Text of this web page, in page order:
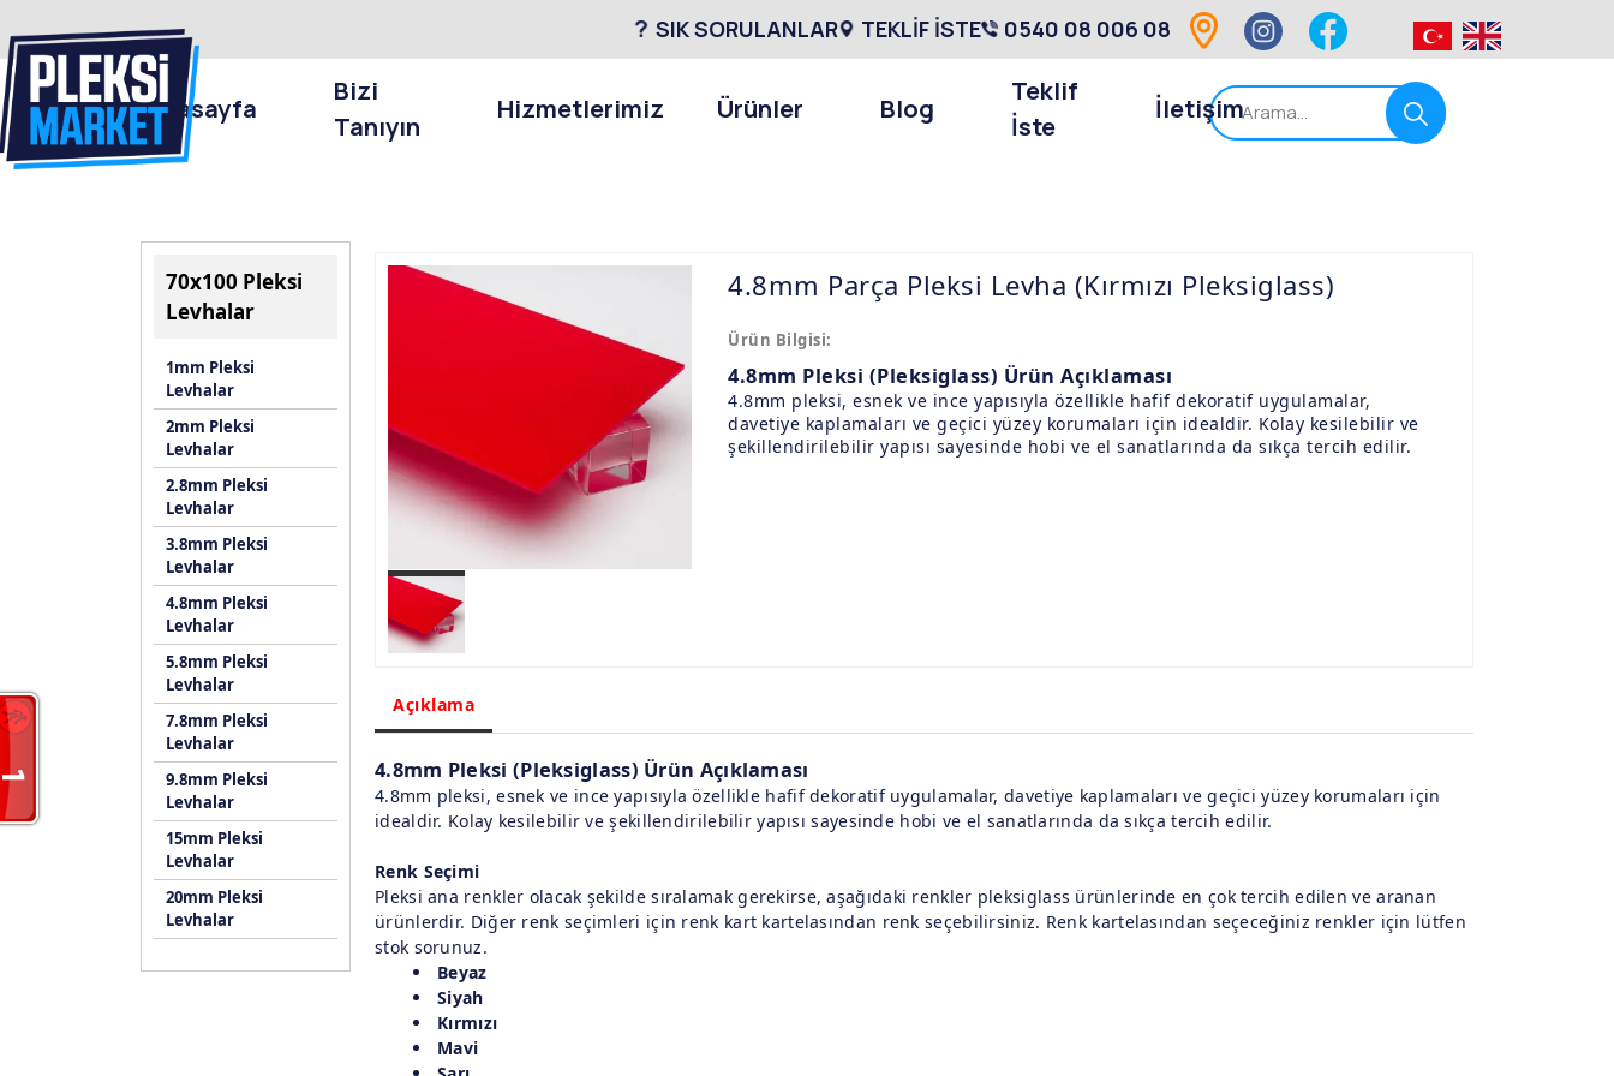
70x100 Pleksi
Levhalar
1mm Pleksi
Levhalar
2mm Pleksi
Levhalar
2.8mm Pleksi
Levhalar
3.8mm Pleksi
Levhalar
4.8mm Pleksi
Levhalar
5.8mm Pleksi
Levhalar
7.8mm Pleksi
Levhalar
9.8mm Pleksi
Levhalar
15mm Pleksi
Levhalar
20mm Pleksi
Levhalar
4.8mm Parça Pleksi Levha (Kırmızı Pleksiglass)
Ürün Bilgisi:
4.8mm Pleksi (Pleksiglass) Ürün Açıklaması
4.8mm pleksi, esnek ve ince yapısıyla özellikle hafif dekoratif uygulamalar,
davetiye kaplamaları ve geçici yüzey korumaları için idealdir. Kolay kesilebilir ve
şekillendirilebilir yapısı sayesinde hobi ve el sanatlarında da sıkça tercih edilir.
Açıklama
4.8mm Pleksi (Pleksiglass) Ürün Açıklaması
4.8mm pleksi, esnek ve ince yapısıyla özellikle hafif dekoratif uygulamalar, davetiye kaplamaları ve geçici yüzey korumaları için
idealdir. Kolay kesilebilir ve şekillendirilebilir yapısı sayesinde hobi ve el sanatlarında da sıkça tercih edilir.
Renk Seçimi
Pleksi ana renkler olacak şekilde sıralamak gerekirse, aşağıdaki renkler pleksiglass ürünlerinde en çok tercih edilen ve aranan
ürünlerdir. Diğer renk seçimleri için renk kart kartelasından renk seçebilirsiniz. Renk kartelasından seçeceğiniz renkler için lütfen
stok sorunuz.
Beyaz
Siyah
Kırmızı
Mavi
SIK SORULANLAR TEKLİF İSTE 0540 08 006 08
Anasayfa
Bizi
Tanıyın
Hizmetlerimiz Ürünler Blog
Teklif
İste
İletişim